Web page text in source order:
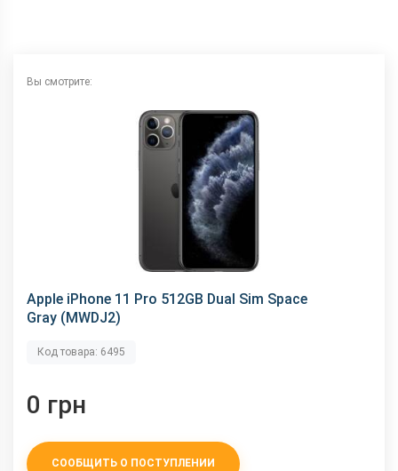
Вы смотрите:
Apple iPhone 11 Pro 512GB Dual Sim Space
Gray (MWDJ2)
Код товара: 6495
0 грн
СООБЩИТЬ О ПОСТУПЛЕНИИ